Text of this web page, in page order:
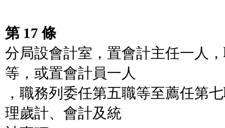
第 17 條
分局設會計室，置會計主任一人
等，或置會計員一人
，職務列委任第五職等至薦任第
理歲計、會計及統